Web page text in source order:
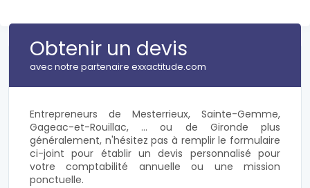
Obtenir un devis
avec notre partenaire exxactitude.com
Entrepreneurs de Mesterrieux, Sainte-Gemme,
Gageac-et-Rouillac, ... ou de Gironde plus
généralement, n'hésitez pas à remplir le formulaire
ci-joint pour établir un devis personnalisé pour
votre comptabilité annuelle ou une mission
ponctuelle.